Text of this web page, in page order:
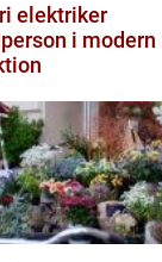
elektriker
i modern